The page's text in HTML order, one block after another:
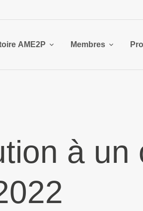
AME2P Membres
à un